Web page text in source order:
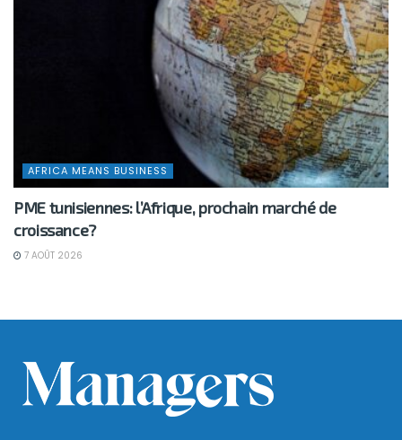
AFRICA MEANS BUSINESS
PME tunisiennes: l’Afrique, prochain marché de
croissance?
7 AOÛT 2026